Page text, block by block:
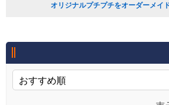
オリジナルプチプチをオーダーメイ